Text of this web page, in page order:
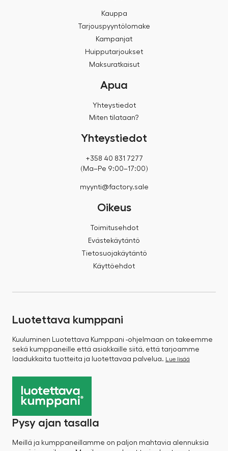
Kauppa
Tarjouspyyntölomake
Kampanjat
Huipputarjoukset
Maksuratkaisut
Apua
Yhteystiedot
Miten tilataan?
Yhteystiedot
+358 40 831 7277
(Ma–Pe 9:00–17:00)
myynti@factory.sale
Oikeus
Toimitusehdot
Evästekäytäntö
Tietosuojakäytäntö
Käyttöehdot
Luotettava kumppani
Kuuluminen Luotettava Kumppani -ohjelmaan on takeemme
sekä kumppaneille että asiakkaille siitä, että tarjoamme
laadukkaita tuotteita ja luotettavaa palvelua. Lue lisää
Pysy ajan tasalla
Meillä ja kumppaneillamme on paljon mahtavia alennuksia